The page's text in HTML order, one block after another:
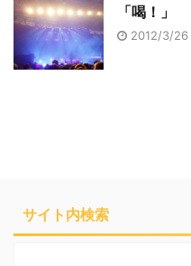
「喝！」
2012/3/26
サイト内検索